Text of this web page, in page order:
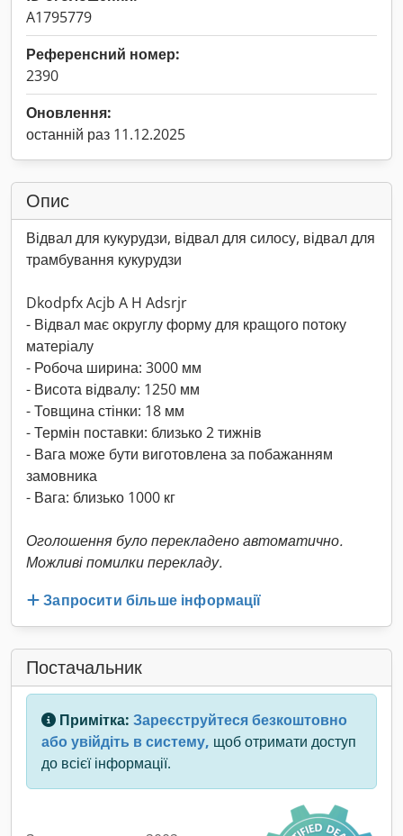
A1795779
Референсний номер:
2390
Оновлення:
останній раз 11.12.2025
Опис
Відвал для кукурудзи, відвал для силосу, відвал для
трамбування кукурудзи
Dkodpfx Acjb A H Adsrjr
- Відвал має округлу форму для кращого потоку
матеріалу
- Робоча ширина: 3000 мм
- Висота відвалу: 1250 мм
- Товщина стінки: 18 мм
- Термін поставки: близько 2 тижнів
- Вага може бути виготовлена за побажанням
замовника
- Вага: близько 1000 кг
Оголошення було перекладено автоматично.
Можливі помилки перекладу.
Запросити більше інформації
Постачальник
Примітка: Зареєструйтеся безкоштовно
або увійдіть в систему, щоб отримати доступ
до всієї інформації.